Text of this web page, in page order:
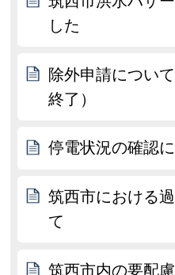
した
除外申請につい
終了）
停電状況の確認
筑西市における
て
筑西市内の要配